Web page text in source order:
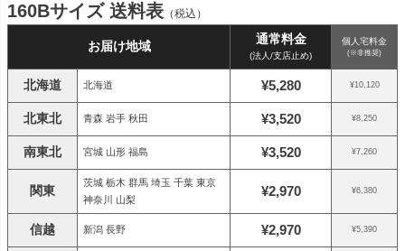
160Bサイズ 送料表 （税込）
お届け地域 通常料金
(法人/支店止め)
個人宅料金
(※非推奨)
北海道 北海道 ¥5,280 ¥10,120
北東北 青森 岩手 秋田 ¥3,520 ¥8,250
南東北 宮城 山形 福島 ¥3,520 ¥7,260
関東
茨城 栃木 群馬 埼玉 千葉 東京
神奈川 山梨
¥2,970 ¥6,380
信越 新潟 長野 ¥2,970 ¥5,390